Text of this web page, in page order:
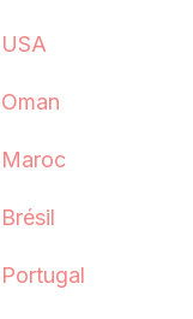
USA
Oman
Maroc
Brésil
Portugal